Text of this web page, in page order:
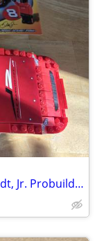
Used Mega Bloks NASCAR Dale Earnhardt, Jr. Probuilder Set #9977